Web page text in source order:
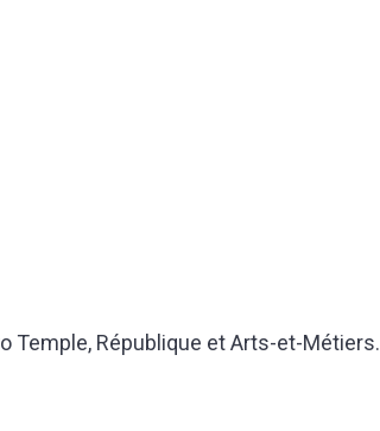
Temple, République et Arts-et-Métiers.